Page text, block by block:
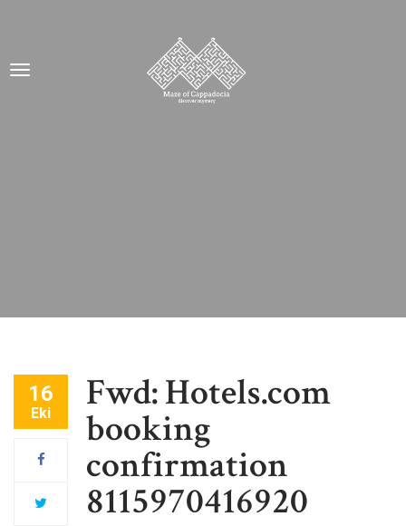
16
Eki Fwd: Hotels.com
booking
confirmation
8115970416920